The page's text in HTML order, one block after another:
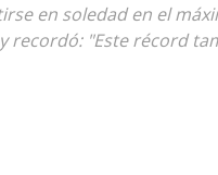
en soledad en el
recordó: "Este récord